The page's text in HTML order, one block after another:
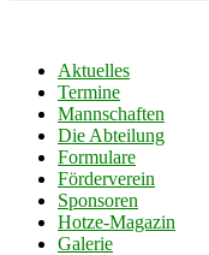
Aktuelles
Termine
Mannschaften
Die Abteilung
Formulare
Förderverein
Sponsoren
Hotze-Magazin
Galerie